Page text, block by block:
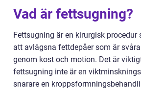
Vad är fettsugning?
Fettsugning är en kirurgisk
att avlägsna fettdepåer som är
genom kost och motion. Det är
fettsugning inte är en
snarare en